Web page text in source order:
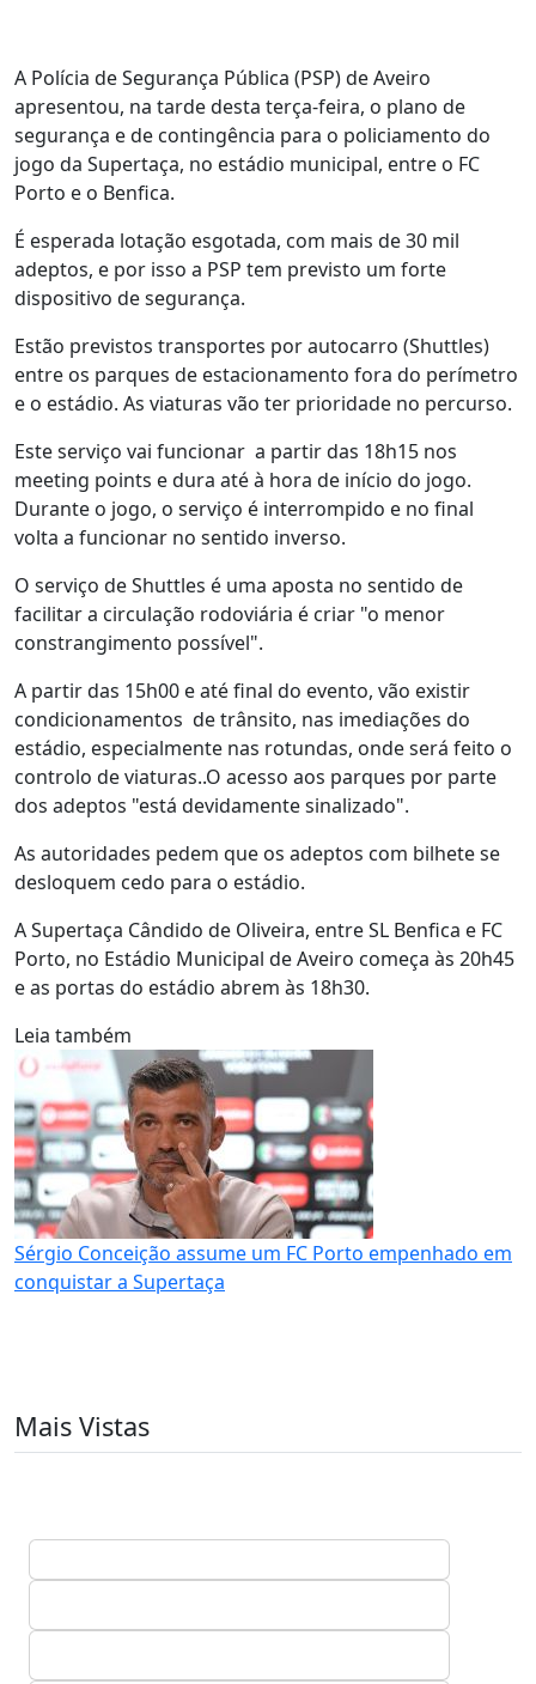
A Polícia de Segurança Pública (PSP) de Aveiro
apresentou, na tarde desta terça-feira, o plano de
segurança e de contingência para o policiamento do
jogo da Supertaça, no estádio municipal, entre o FC
Porto e o Benfica.
É esperada lotação esgotada, com mais de 30 mil
adeptos, e por isso a PSP tem previsto um forte
dispositivo de segurança.
Estão previstos transportes por autocarro (Shuttles)
entre os parques de estacionamento fora do perímetro
e o estádio. As viaturas vão ter prioridade no percurso.
Este serviço vai funcionar a partir das 18h15 nos
meeting points e dura até à hora de início do jogo.
Durante o jogo, o serviço é interrompido e no final
volta a funcionar no sentido inverso.
O serviço de Shuttles é uma aposta no sentido de
facilitar a circulação rodoviária é criar "o menor
constrangimento possível".
A partir das 15h00 e até final do evento, vão existir
condicionamentos de trânsito, nas imediações do
estádio, especialmente nas rotundas, onde será feito o
controlo de viaturas..O acesso aos parques por parte
dos adeptos "está devidamente sinalizado".
As autoridades pedem que os adeptos com bilhete se
desloquem cedo para o estádio.
A Supertaça Cândido de Oliveira, entre SL Benfica e FC
Porto, no Estádio Municipal de Aveiro começa às 20h45
e as portas do estádio abrem às 18h30.
Leia também
Sérgio Conceição assume um FC Porto empenhado em
conquistar a Supertaça
Mais Vistas